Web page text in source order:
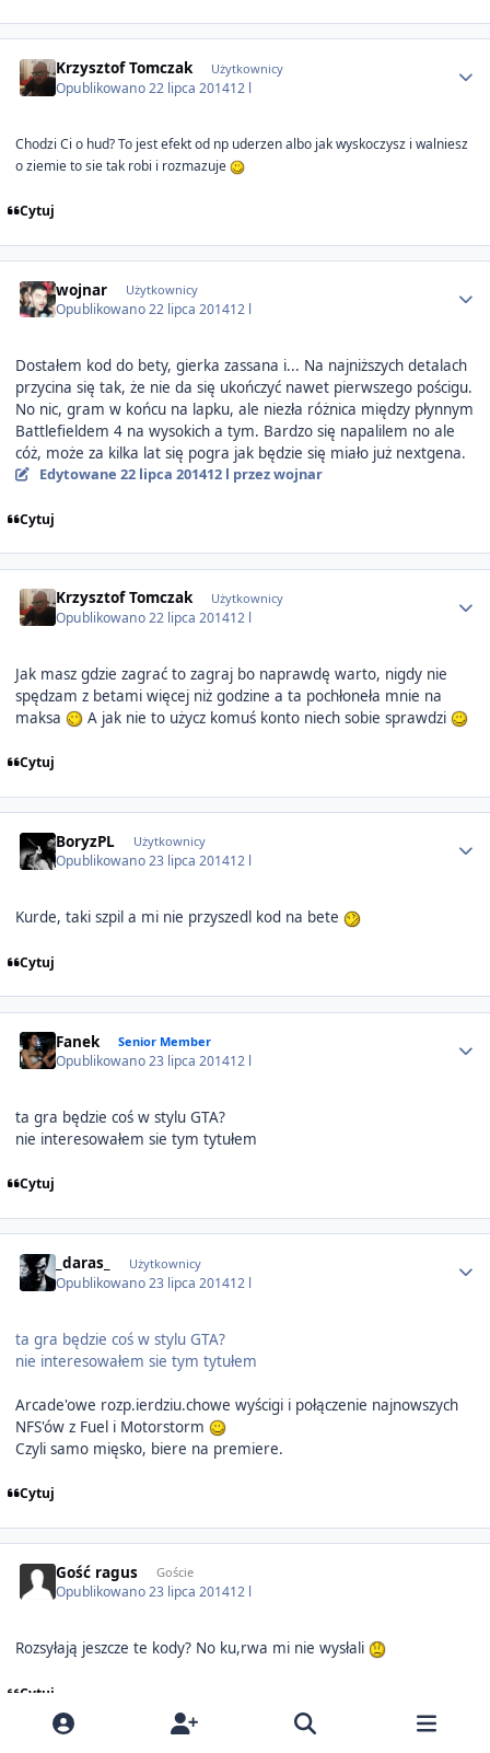
Krzysztof Tomczak Użytkownicy
Opublikowano22 lipca 201412 l
Chodzi Ci o hud? To jest efekt od np uderzen albo jak wyskoczysz i walniesz
o ziemie to sie tak robi i rozmazuje
Cytuj
wojnar Użytkownicy
Opublikowano22 lipca 201412 l
Dostałem kod do bety, gierka zassana i... Na najniższych detalach
przycina się tak, że nie da się ukończyć nawet pierwszego pościgu.
No nic, gram w końcu na lapku, ale niezła różnica między płynnym
Battlefieldem 4 na wysokich a tym. Bardzo się napalilem no ale
cóż, może za kilka lat się pogra jak będzie się miało już nextgena.
Edytowane 22 lipca 201412 l przez wojnar
Cytuj
Krzysztof Tomczak Użytkownicy
Opublikowano22 lipca 201412 l
Jak masz gdzie zagrać to zagraj bo naprawdę warto, nigdy nie
spędzam z betami więcej niż godzine a ta pochłoneła mnie na
maksa
A jak nie to użycz komuś konto niech sobie sprawdzi
Cytuj
BoryzPL Użytkownicy
Opublikowano23 lipca 201412 l
Kurde, taki szpil a mi nie przyszedl kod na bete
Cytuj
Fanek Senior Member
Opublikowano23 lipca 201412 l
ta gra będzie coś w stylu GTA?
nie interesowałem sie tym tytułem
Cytuj
_daras_ Użytkownicy
Opublikowano23 lipca 201412 l
ta gra będzie coś w stylu GTA?
nie interesowałem sie tym tytułem
Arcade'owe rozp.ierdziu.chowe wyścigi i połączenie najnowszych
NFS'ów z Fuel i Motorstorm
Czyli samo mięsko, biere na premiere.
Cytuj
Gość ragus Goście
Opublikowano23 lipca 201412 l
Rozsyłają jeszcze te kody? No ku,rwa mi nie wysłali
Cytuj